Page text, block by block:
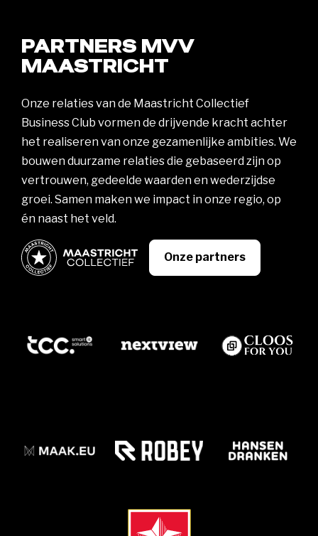
PARTNERS MVV
MAASTRICHT
Onze relaties van de Maastricht Collectief
Business Club vormen de drijvende kracht achter
het realiseren van onze gezamenlijke ambities. We
bouwen duurzame relaties die gebaseerd zijn op
vertrouwen, gedeelde waarden en wederzijdse
groei. Samen maken we impact in onze regio, op
én naast het veld.
Onze partners